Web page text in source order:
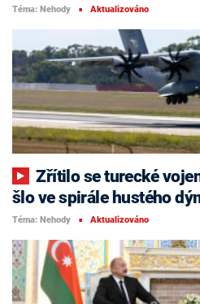
Téma: Nehody ■ Aktualizováno
Zřítilo se turecké vojenské letadlo. K zemi
šlo ve spirále hustého
Téma: Nehody ■ Aktualizováno